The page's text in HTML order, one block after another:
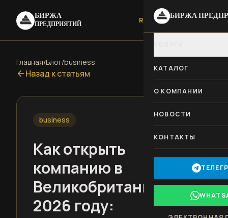
БИРЖА
ПРЕДПРИЯТИЙ RU UA БИРЖА
КАТАЛОГ
О КОМПАНИИ
НОВОСТИ
КОНТАКТЫ
Главная/Блог/business
Назад к статьям
business
Как открыть
компанию в
Великобритании в
2026 году: